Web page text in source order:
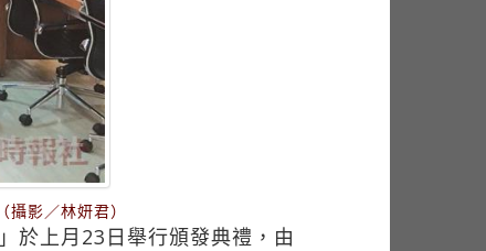
影／林妍君）
於上月23日舉行頒發典禮，由